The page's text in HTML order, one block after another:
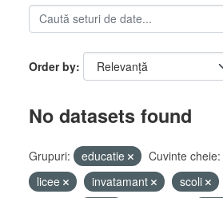
Order by
No datasets found
Grupuri: educatie Cuvinte cheie:
licee
invatamant scoli